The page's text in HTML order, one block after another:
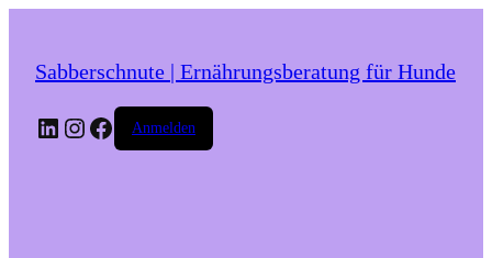
Sabberschnute | Ernährungsberatung für Hunde
LinkedIn
Instagram
Facebook
Anmelden